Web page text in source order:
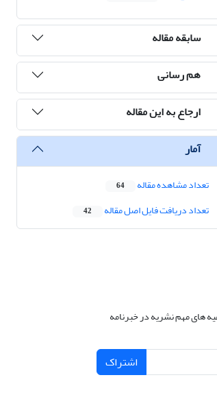
سابقه مقاله
هم رسانی
ارجاع به این مقاله
آمار
تعداد مشاهده مقاله 64
تعداد دریافت فایل اصل مقاله 42
های مهم نشریه در خبرنامه
اشتراک